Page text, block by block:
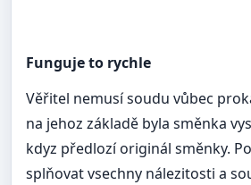
Funguje to rychle
Věřitel nemusí soudu vůbec
na jehoz základě byla směnka
kdyz předlozí originál směnky.
splňovat vsechny nálezitosti a